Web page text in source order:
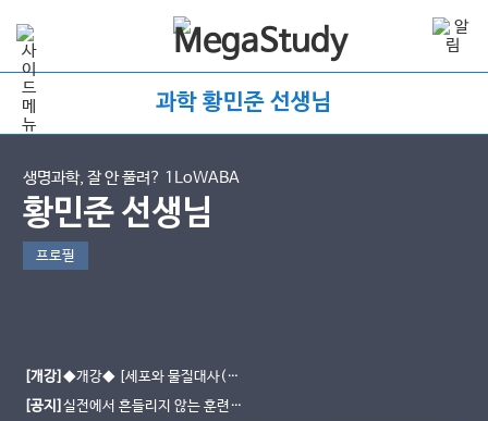
과학 황민준 선생님
생명과학, 잘 안 풀려? 1LoWABA
황민준 선생님
프로필
[개강]◆개강◆ [세포와 물질대사(비
상 교과서)] 모.자.설. - 모든 걸 자세
[공지]실전에서 흔들리지 않는 훈련